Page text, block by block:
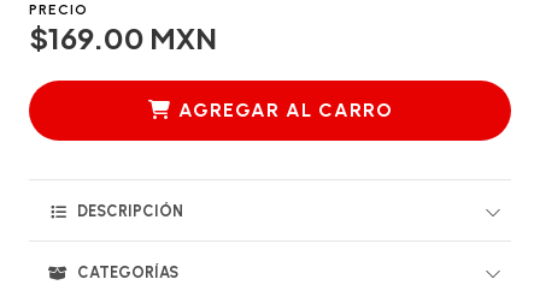
PRECIO
$169.00 MXN
AGREGAR AL CARRO
DESCRIPCIÓN
CATEGORÍAS